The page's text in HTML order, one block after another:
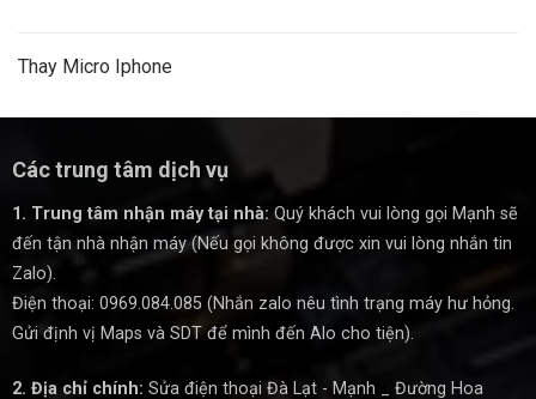
Thay Micro Iphone
Các trung tâm dịch vụ
1. Trung tâm nhận máy tại nhà: Quý khách vui lòng gọi Mạnh sẽ
đến tận nhà nhận máy (Nếu gọi không được xin vui lòng nhắn tin
Zalo).
Điện thoại: 0969.084.085 (Nhắn zalo nêu tình trạng máy hư hỏng.
Gửi định vị Maps và SDT để mình đến Alo cho tiện).
2. Địa chỉ chính: Sửa điện thoại Đà Lạt - Mạnh _ Đường Hoa